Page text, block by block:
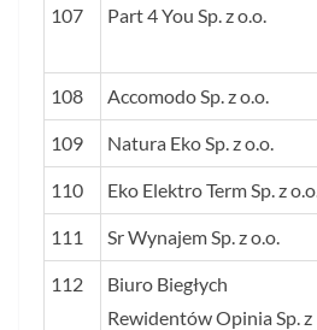
107 Part 4 You Sp. z o.o.
108 Accomodo Sp. z o.o.
109 Natura Eko Sp. z o.o.
110 Eko Elektro Term Sp. z o.o.
111 Sr Wynajem Sp. z o.o.
112
Biuro Biegłych
Rewidentów Opinia Sp. z